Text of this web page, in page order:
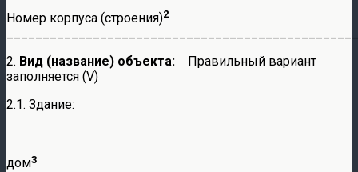
Номер корпуса (строения)2
2. Вид (название) объекта: Правильный вариант
заполняется (V)
2.1. Здание:
дом3